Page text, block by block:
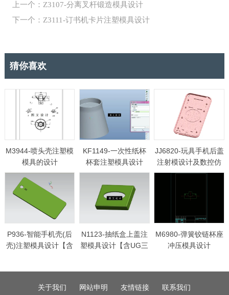
上一个：Z3107-分离叉杆锻造模具设计
下一个：Z3111-订书机卡片注塑模具设计
猜你喜欢
M3944-喷头壳注塑模
模具的设计
KF1149-一次性纸杯
杯套注塑模具设计
【含Proe三维图】
JJ6820-玩具手机后盖
注射模设计及数控仿
真加工【含UG三维
P936-智能手机壳(后
壳)注塑模具设计【含
N1123-抽纸盒上盖注
塑模具设计【含UG三
M6980-弹簧铰链杯座
冲压模具设计
关于我们 网站申明 友情链接 联系我们